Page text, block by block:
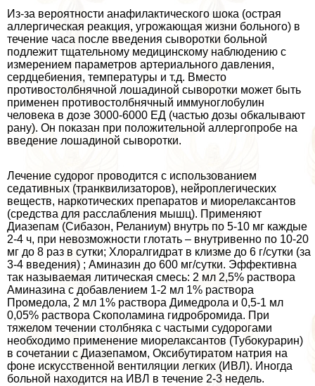
Из-за вероятности анафилактического шока (острая
аллергическая реакция, угрожающая жизни больного) в
течение часа после введения сыворотки больной
подлежит тщательному медицинскому наблюдению с
измерением параметров артериального давления,
сердцебиения, температуры и т.д. Вместо
противостолбнячной лошадиной сыворотки может быть
применен противостолбнячный иммуноглобулин
человека в дозе 3000-6000 ЕД (частью дозы обкалывают
рану). Он показан при положительной аллергопробе на
введение лошадиной сыворотки.
Лечение судорог проводится с использованием
седативных (транквилизаторов), нейроплегических
веществ, наркотических препаратов и миорелаксантов
(средства для расслабления мышц). Применяют
Диазепам (Сибазон, Реланиум) внутрь по 5-10 мг каждые
2-4 ч, при невозможности глотать – внутривенно по 10-20
мг до 8 раз в сутки; Хлоралгидрат в клизме до 6 г/сутки (за
3-4 введения) ; Аминазин до 600 мг/сутки. Эффективна
так называемая литическая смесь: 2 мл 2,5% раствора
Аминазина с добавлением 1-2 мл 1% раствора
Промедола, 2 мл 1% раствора Димедрола и 0,5-1 мл
0,05% раствора Скополамина гидробромида. При
тяжелом течении столбняка с частыми судорогами
необходимо применение миорелаксантов (Тубокурарин)
в сочетании с Диазепамом, Оксибутиратом натрия на
фоне искусственной вентиляции легких (ИВЛ). Иногда
больной находится на ИВЛ в течение 2-3 недель.